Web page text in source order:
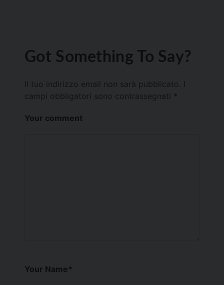
Got Something To Say?
Il tuo indirizzo email non sarà pubblicato.
campi obbligatori sono contrassegnati *
Your comment
Your Name*